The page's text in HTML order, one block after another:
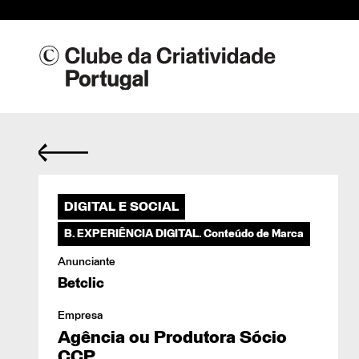
DIGITAL E SOCIAL
B. EXPERIÊNCIA DIGITAL. Conteúdo de Marca
Anunciante
Betclic
Empresa
Agência ou Produtora Sócio